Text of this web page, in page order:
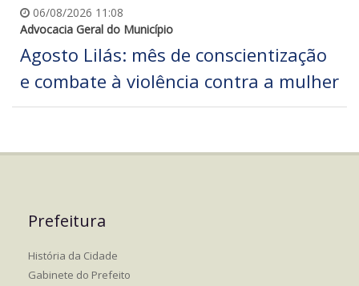
06/08/2026 11:08
Advocacia Geral do Município
Agosto Lilás: mês de conscientização
e combate à violência contra a mulher
Prefeitura
História da Cidade
Gabinete do Prefeito